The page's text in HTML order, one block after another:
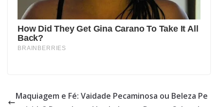
Maquiagem e Fé: Vaidade Pecaminosa ou Beleza Pe